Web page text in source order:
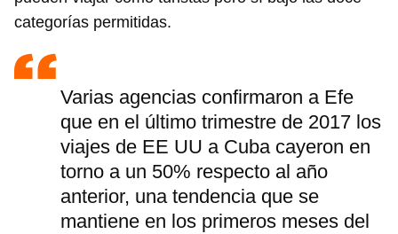
categorías permitidas.
Varias agencias confirmaron a Efe
que en el último trimestre de 2017 los
viajes de EE UU a Cuba cayeron en
torno a un 50% respecto al año
anterior, una tendencia que se
mantiene en los primeros meses del